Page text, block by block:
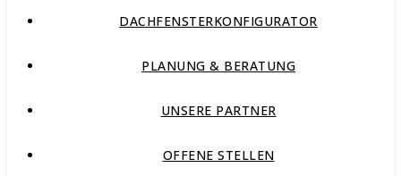
DACHFENSTERKONFIGURATOR
PLANUNG & BERATUNG
UNSERE PARTNER
OFFENE STELLEN